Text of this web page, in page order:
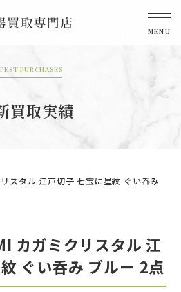
MENU
PURCHASES
買取実績
スタル 江戸切子 七宝に星紋 ぐい呑み
カガミクリスタル 江
ぐい呑み ブルー 2点